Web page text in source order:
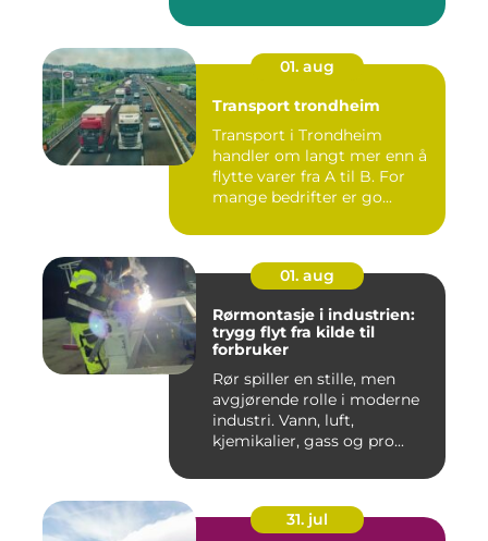
01. aug
Transport trondheim
Transport i Trondheim
handler om langt mer enn å
flytte varer fra A til B. For
mange bedrifter er go...
01. aug
Rørmontasje i industrien:
trygg flyt fra kilde til
forbruker
Rør spiller en stille, men
avgjørende rolle i moderne
industri. Vann, luft,
kjemikalier, gass og pro...
31. jul